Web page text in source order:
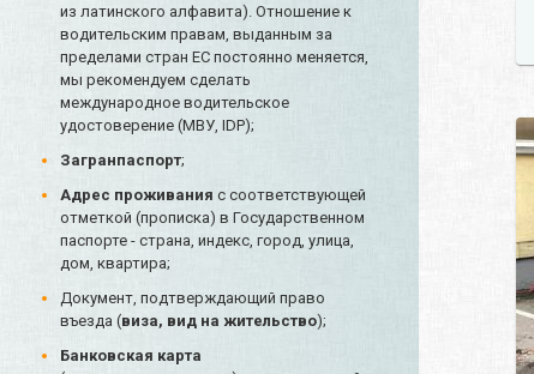
из латинского алфавита). Отношение к
водительским правам, выданным за
пределами стран ЕС постоянно меняется,
мы рекомендуем сделать
международное водительское
удостоверение (МВУ, IDP);
Загранпаспорт;
Адрес проживания с соответствующей
отметкой (прописка) в Государственном
паспорте - страна, индекс, город, улица,
дом, квартира;
Документ, подтверждающий право
въезда (виза, вид на жительство);
Банковская карта